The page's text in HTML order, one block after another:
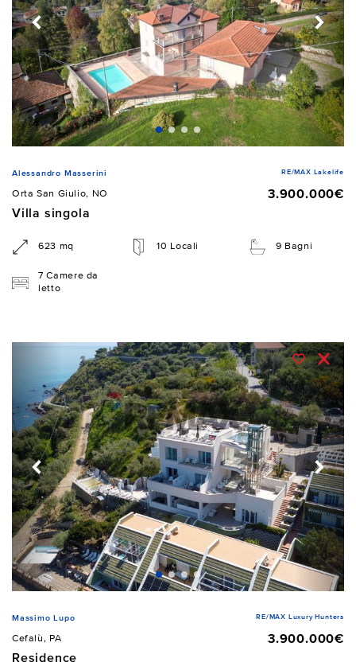
Alessandro Masserini RE/MAX Lakelife
Orta San Giulio, NO
3.900.000€
Villa singola
623 mq 10 Locali 9 Bagni
7 Camere da
letto
Massimo Lupo RE/MAX Luxury Hunters
Cefalù, PA
3.900.000€
Residence